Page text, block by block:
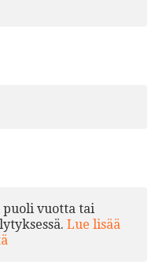
puoli vuotta tai
Lue lisää